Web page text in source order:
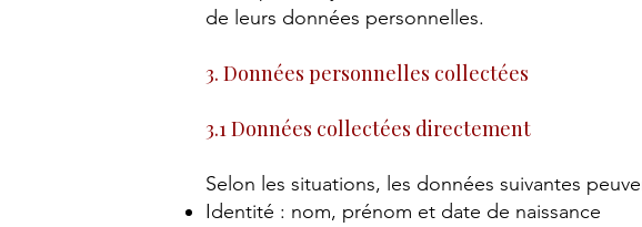
de leurs données personnelles.
3. Données personnelles collectées
3.1 Données collectées directement
Selon les situations, les données suivantes
Identité : nom, prénom et date de naissance